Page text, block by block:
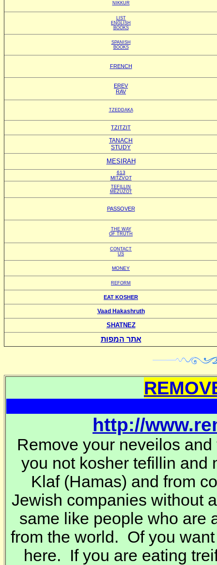
NIKKUR
LIST
ENGLISH
BOOKS
SPANISH
BOOKS
FRENCH
EREV
RAV
TZEDDAKA
TZITZIT
TANACH
STUDY
MESIRAH
613
MITZVOT
TEFILLIN
MEZUZOT
PASSOVER
THE WAY
OF TRUTH
CONTACT
US
MONEY
REFORM
EAT KOSHER
Vaad Hakashruth
SHATNEZ
אתר המפות
http://
Remove your neveilos
you not kosher tefillin and
Klaf (Hamas) and from
Jewish companies without
same like people who are
from the world. Of you
here. If you are eating